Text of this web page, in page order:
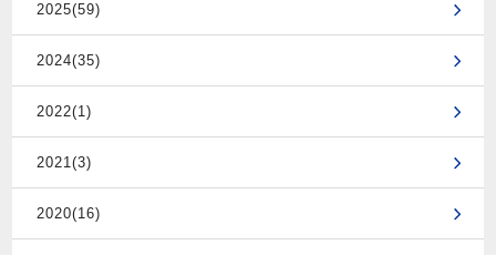
2025(59)
2024(35)
2022(1)
2021(3)
2020(16)